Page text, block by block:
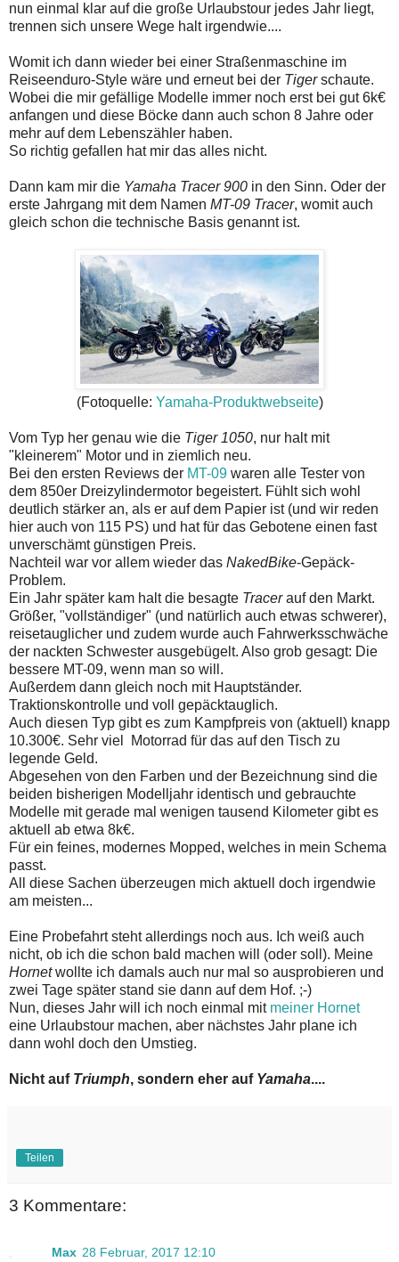
nun einmal klar auf die große Urlaubstour jedes Jahr liegt,
trennen sich unsere Wege halt irgendwie....
Womit ich dann wieder bei einer Straßenmaschine im
Reiseenduro-Style wäre und erneut bei der Tigerschaute.
Wobei die mir gefällige Modelle immer noch erst bei gut 6k€
anfangen und diese Böcke dann auch schon 8 Jahre oder
mehr auf dem Lebenszähler haben.
So richtig gefallen hat mir das alles nicht.
Dann kam mir die Yamaha Tracer 900 in den Sinn. Oder der
erste Jahrgang mit dem Namen MT-09 Tracer, womit auch
gleich schon die technische Basis genannt ist.
(Fotoquelle: Yamaha-Produktwebseite)
Vom Typ her genau wie die Tiger 1050, nur halt mit
"kleinerem" Motor und in ziemlich neu.
Bei den ersten Reviews der MT-09 waren alle Tester von
dem 850er Dreizylindermotor begeistert. Fühlt sich wohl
deutlich stärker an, als er auf dem Papier ist (und wir reden
hier auch von 115 PS) und hat für das Gebotene einen fast
unverschämt günstigen Preis.
Nachteil war vor allem wieder das NakedBike-Gepäck-
Problem.
Ein Jahr später kam halt die besagte Tracerauf den Markt.
Größer, "vollständiger" (und natürlich auch etwas schwerer),
reisetauglicher und zudem wurde auch Fahrwerksschwäche
der nackten Schwester ausgebügelt. Also grob gesagt: Die
bessere MT-09, wenn man so will.
Außerdem dann gleich noch mit Hauptständer.
Traktionskontrolle und voll gepäcktauglich.
Auch diesen Typ gibt es zum Kampfpreis von (aktuell) knapp
10.300€. Sehr viel Motorrad für das auf den Tisch zu
legende Geld.
Abgesehen von den Farben und der Bezeichnung sind die
beiden bisherigen Modelljahr identisch und gebrauchte
Modelle mit gerade mal wenigen tausend Kilometer gibt es
aktuell ab etwa 8k€.
Für ein feines, modernes Mopped, welches in mein Schema
passt.
All diese Sachen überzeugen mich aktuell doch irgendwie
am meisten...
Eine Probefahrt steht allerdings noch aus. Ich weiß auch
nicht, ob ich die schon bald machen will (oder soll). Meine
Hornetwollte ich damals auch nur mal so ausprobieren und
zwei Tage später stand sie dann auf dem Hof. ;-)
Nun, dieses Jahr will ich noch einmal mit meiner Hornet
eine Urlaubstour machen, aber nächstes Jahr plane ich
dann wohl doch den Umstieg.
Nicht auf Triumph, sondern eher auf Yamaha....
Teilen
3 Kommentare:
Max 28 Februar, 2017 12:10